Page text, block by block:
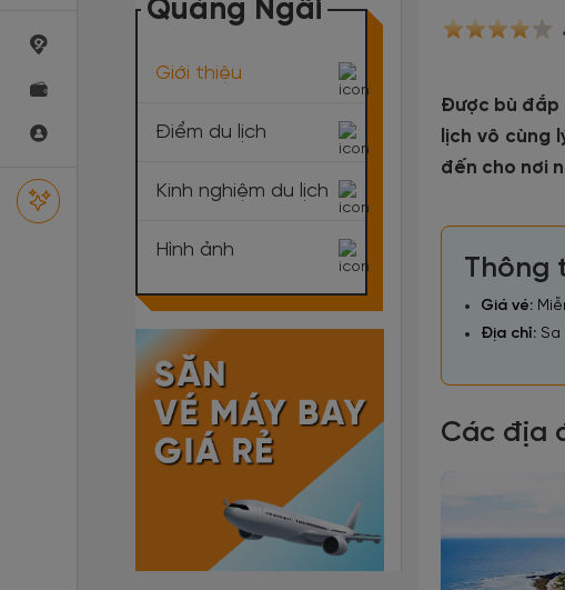
Được bù đắp
lịch vô cùng
đến cho nơi
Thông
Giá vé:
Địa chỉ: Sa
Các địa
Quảng Ngãi
Giới thiệu
Điểm du lịch
Kinh nghiệm du lịch
Hình ảnh